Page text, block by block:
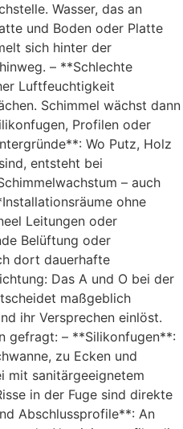
Wasser, das an
und Boden oder Platte
sich hinter der
– **Schlechte
Luftfeuchtigkeit
Schimmel wächst dann
Profilen oder
Wo Putz, Holz
entsteht bei
– auch
ohne
Leitungen oder
Belüftung oder
dort dauerhafte
Das A und O bei der
maßgeblich
ihr Versprechen einlöst.
gefragt: – **Silikonfugen**:
zu Ecken und
mit sanitärgeeignetem
in der Fuge sind direkte
Abschlussprofile**: An